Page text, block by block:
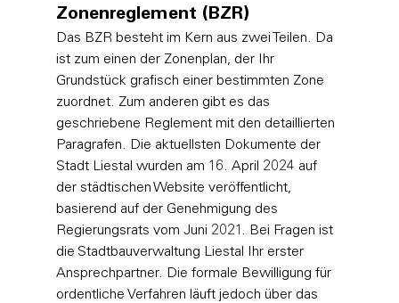
Zonenreglement (BZR)
Das BZR besteht im Kern aus zwei Teilen. Da
ist zum einen der Zonenplan, der Ihr
Grundstück grafisch einer bestimmten Zone
zuordnet. Zum anderen gibt es das
geschriebene Reglement mit den detaillierten
Paragrafen. Die aktuellsten Dokumente der
Stadt Liestal wurden am 16. April 2024 auf
der städtischen Website veröffentlicht,
basierend auf der Genehmigung des
Regierungsrats vom Juni 2021. Bei Fragen ist
die Stadtbauverwaltung Liestal Ihr erster
Ansprechpartner. Die formale Bewilligung für
ordentliche Verfahren läuft jedoch über das